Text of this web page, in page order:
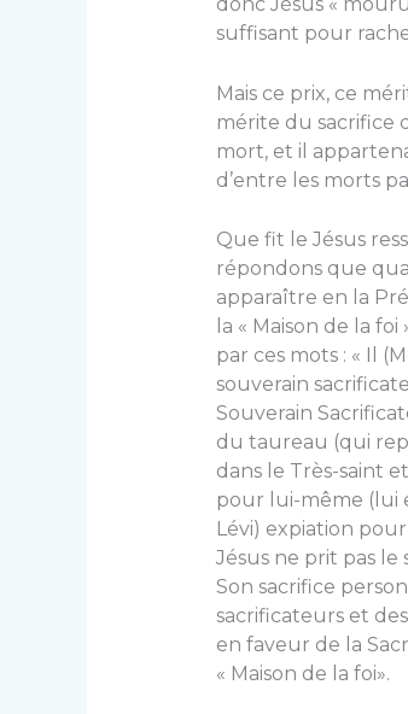
suffisant pour
Mais ce prix, ce
mérite du sacrifice
mort, et il
d’entre les morts
Que fit le Jésus
répondons que
apparaître en la
la « Maison de la
par ces mots : « Il
souverain
Souverain
du taureau (qui
dans le Très-saint
pour lui-même (lui
Lévi) expiation
Jésus ne prit pas le
Son sacrifice
sacrificateurs et
en faveur de la
« Maison de la foi».